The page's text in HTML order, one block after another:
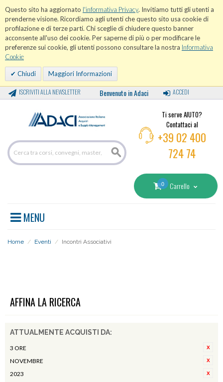
Questo sito ha aggiornato l'informativa Privacy. Invitiamo tutti gli utenti a
prenderne visione. Ricordiamo agli utenti che questo sito usa cookie di
profilazione e di terze parti. Chi sceglie di chiudere questo banner
acconsente all'uso dei cookie. Per saperne di più o per modificare le
preferenze sui cookie, gli utenti possono consultare la nostra Informativa
Cookie
Chiudi Maggiori Informazioni
ISCRIVITI ALLA NEWSLETTER Benvenuto in Adaci ACCEDI
Ti serve AIUTO?
Contattaci al
+39 02 400
724 74
0 Carrello
MENU
Home / Eventi / Incontri Associativi
AFFINA LA RICERCA
ATTUALMENTE ACQUISTI DA:
3 ORE
NOVEMBRE
2023